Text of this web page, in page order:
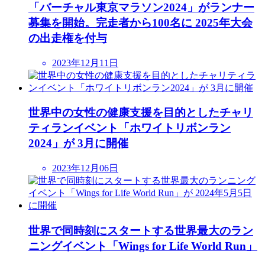
「バーチャル東京マラソン2024」がランナー
募集を開始。完走者から100名に 2025年大会
の出走権を付与
2023年12月11日
世界中の女性の健康支援を目的としたチャリ
ティランイベント「ホワイトリボンラン
2024」が 3月に開催
2023年12月06日
世界で同時刻にスタートする世界最大のラン
ニングイベント「Wings for Life World Run」